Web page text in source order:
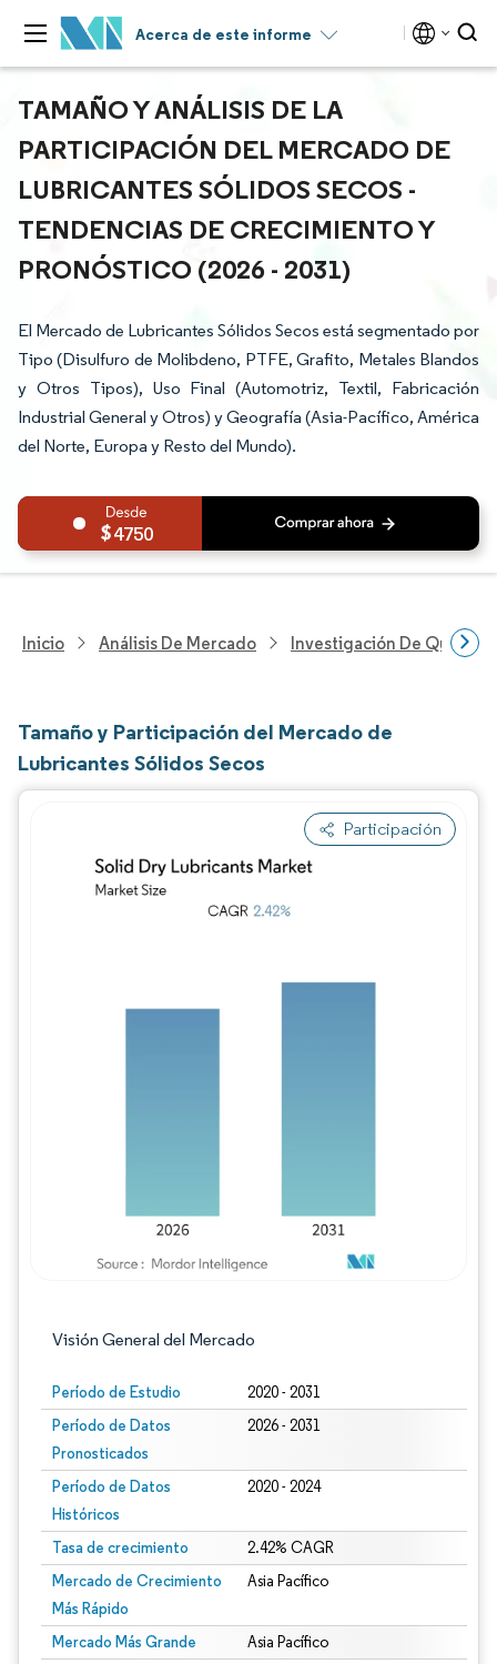
Acerca de este informe
TAMAÑO Y ANÁLISIS DE LA
PARTICIPACIÓN DEL MERCADO DE
LUBRICANTES SÓLIDOS SECOS -
TENDENCIAS DE CRECIMIENTO Y
PRONÓSTICO (2026 - 2031)
El Mercado de Lubricantes Sólidos Secos está segmentado por
Tipo (Disulfuro de Molibdeno, PTFE, Grafito, Metales Blandos
y Otros Tipos), Uso Final (Automotriz, Textil, Fabricación
Industrial General y Otros) y Geografía (Asia-Pacífico, América
del Norte, Europa y Resto del Mundo).
4750
Inicio Análisis De Mercado Investigación De
Tamaño y Participación del Mercado de
Lubricantes Sólidos Secos
Participación
Visión General del Mercado
Período de Estudio 2020 - 2031
Período de Datos
Pronosticados
2026 - 2031
Período de Datos
Históricos
2020 - 2024
Tasa de crecimiento 2.42% CAGR
Mercado de Crecimiento
Más Rápido
Asia Pacífico
Mercado Más Grande Asia Pacífico